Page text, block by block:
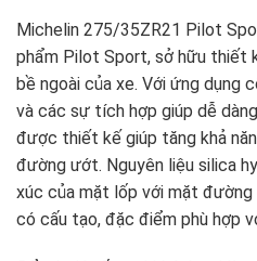
Michelin 275/35ZR21 Pilot
phẩm Pilot Sport, sở hữu thiết
bề ngoài của xe. Với ứng dụng
và các sự tích hợp giúp dễ
được thiết kế giúp tăng khả
đường ướt. Nguyên liệu silica
xúc của mặt lốp với mặt đường
có cấu tạo, đặc điểm phù hợp